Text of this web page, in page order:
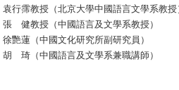
袁行霈教授（北京大學中國語言文學系教授
張 健教授（中國語言及文學系教授）
徐艷蓮（中國文化研究所副研究員）
胡 琦（中國語言及文學系兼職講師）